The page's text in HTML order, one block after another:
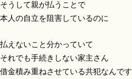
そうして親が払うことで
本人の自立を阻害しているのに
払えないこと分かっていて
それでも手続きしない家主さん
借金積み重ねさせている共犯なんです